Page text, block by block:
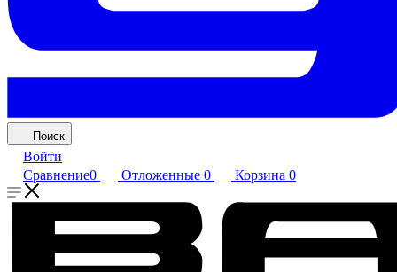
Поиск
Войти
Сравнение0 Отложенные 0 Корзина 0